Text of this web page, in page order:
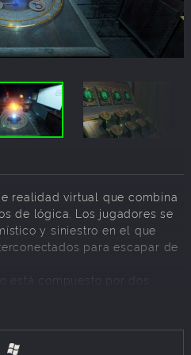
realidad virtual que combina
de lógica. Los jugadores se
y siniestro en el que
para escapar de
está compuesto por dos
y la etapa Sea Express.
hace 1000 años, así que
se ha estado ocultando entre